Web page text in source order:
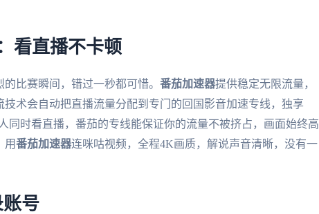
看直播不卡顿
比赛瞬间，错过一秒都可惜。 番茄加速器提供稳定无限流量，
术会自动把直播流量分配到专门的回国影音加速专线，独享
同时看直播，番茄的专线能保证你的流量不被挤占，画面始终高
用番茄加速器连咪咕视频，全程4K画质，解说声音清晰，没有一
号